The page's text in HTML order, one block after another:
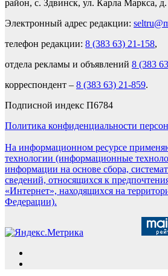
район, с. Здвинск, ул. Карла Маркса, д.
Электронный адрес редакции:
телефон редакции: 8 (383 63) 21-158,
отдела рекламы и объявлений 8 (383
корреспондент – 8 (383 63) 21-859.
Подписной индекс П6784
Политика конфиденциальности
На информационном ресурсе
технологии (информационные
информации на основе сбора,
сведений, относящихся к
«Интернет», находящихся на
Федерации).